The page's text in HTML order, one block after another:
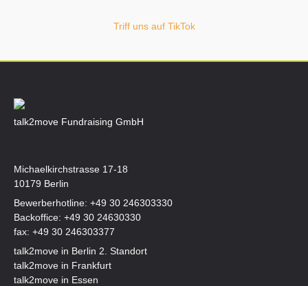
Triff uns auf TikTok
talk2move Fundraising GmbH
Michaelkirchstrasse 17-18
10179 Berlin
Bewerberhotline: +49 30 246303330
Backoffice: +49 30 24630330
fax: +49 30 246303377
talk2move in Berlin 2. Standort
talk2move in Frankfurt
talk2move in Essen